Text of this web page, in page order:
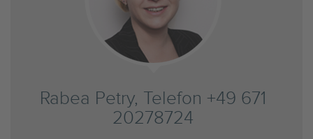
Rabea Petry, Telefon +49 671
20278724